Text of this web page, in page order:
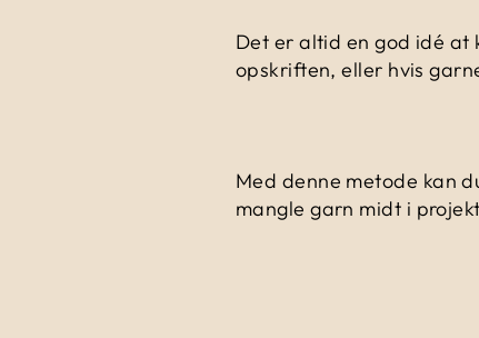
Det er altid en god idé
opskriften, eller hvis
Med denne metode kan
mangle garn midt i